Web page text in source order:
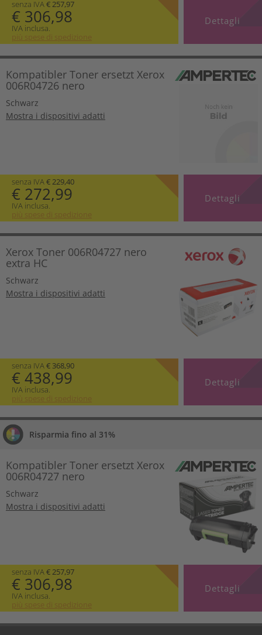
senza IVA€ 257,97
€ 306,98
IVA inclusa.
più spese di spedizione
Dettagli
Kompatibler Toner ersetzt Xerox
006R04726 nero
Schwarz
Mostra i dispositivi adatti
senza IVA€ 229,40
€ 272,99
IVA inclusa.
più spese di spedizione
Dettagli
Xerox Toner 006R04727 nero
extra HC
Schwarz
Mostra i dispositivi adatti
senza IVA€ 368,90
€ 438,99
IVA inclusa.
più spese di spedizione
Dettagli
Risparmia fino al 31%
Kompatibler Toner ersetzt Xerox
006R04727 nero
Schwarz
Mostra i dispositivi adatti
senza IVA€ 257,97
€ 306,98
IVA inclusa.
più spese di spedizione
Dettagli